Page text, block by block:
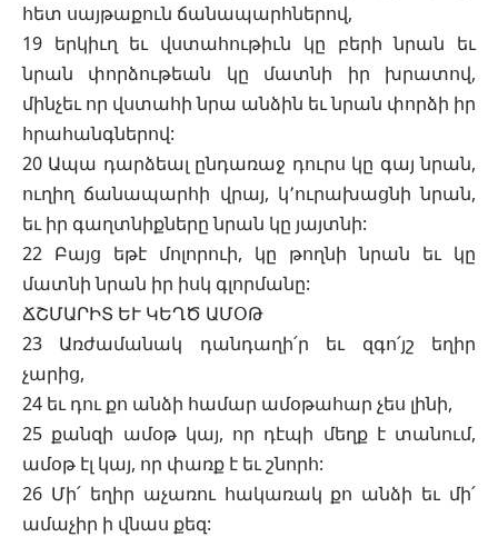
հետ սայթաքուն ճանապարհներով,
19 երկիւղ եւ վստահութիւն կը բերի նրան եւ
նրան փորձութեան կը մատնի իր խրատով,
մինչեւ որ վստահի նրա անձին եւ նրան փորձի իր
հրահանգներով:
20 Ապա դարձեալ ընդառաջ դուրս կը գայ նրան,
ուղիղ ճանապարհի վրայ, կ՚ուրախացնի նրան,
եւ իր գաղտնիքները նրան կը յայտնի:
22 Բայց եթէ մոլորուի, կը թողնի նրան եւ կը
մատնի նրան իր իսկ գլորմանը:
ՃՇՄԱՐԻՏ ԵՒ ԿԵՂԾ ԱՄՕԹ
23 Առժամանակ դանդաղի՛ր եւ զգո՛յշ եղիր
չարից,
24 եւ դու քո անձի համար ամօթահար չես լինի,
25 քանզի ամօթ կայ, որ դէպի մեղք է տանում,
ամօթ էլ կայ, որ փառք է եւ շնորհ:
26 Մի՛ եղիր աչառու հակառակ քո անձի եւ մի՛
ամաչիր ի վնաս քեզ: